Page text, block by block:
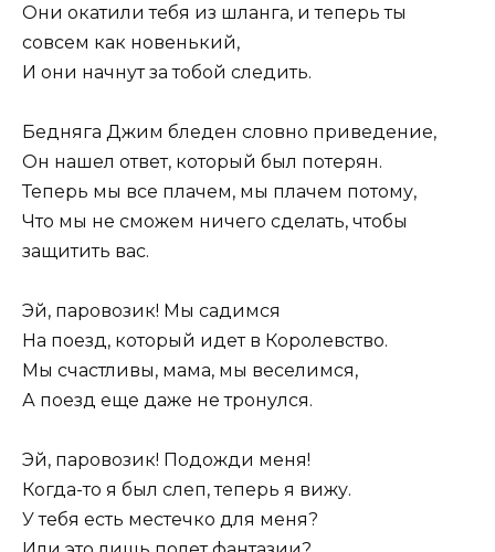
Они окатили тебя из шланга, и теперь ты
совсем как новенький,
И они начнут за тобой следить.
Бедняга Джим бледен словно приведение,
Он нашел ответ, который был потерян.
Теперь мы все плачем, мы плачем потому,
Что мы не сможем ничего сделать, чтобы
защитить вас.
Эй, паровозик! Мы садимся
На поезд, который идет в Королевство.
Мы счастливы, мама, мы веселимся,
А поезд еще даже не тронулся.
Эй, паровозик! Подожди меня!
Когда-то я был слеп, теперь я вижу.
У тебя есть местечко для меня?